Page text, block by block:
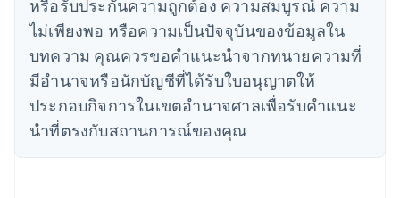
หรือรับประกันความถูกต้อง ความสมบูรณ์ ความ
ไม่เพียงพอ หรือความเป็นปัจจุบันของข้อมูลใน
บทความ คุณควรขอคําแนะนําจากทนายความที่
มีอํานาจหรือนักบัญชีที่ได้รับใบอนุญาตให้
ประกอบกิจการในเขตอํานาจศาลเพื่อรับคําแนะ
นําที่ตรงกับสถานการณ์ของคุณ
เดนมาร์ก
English
ไทย
English
นอร์เวย์
English
นิวซีแลนด์
เนเธอร์แลนด์